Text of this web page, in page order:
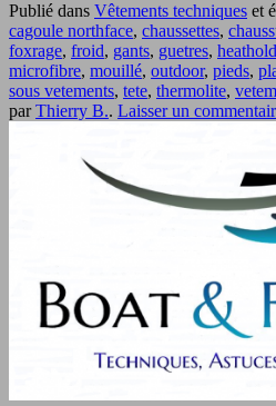
Publié dans Vêtements techniques et
cagoule northface, chaussettes,
foxrage, froid, gants, guetres,
microfibre, mouillé, outdoor, pieds,
sous vetements, tete, thermolite,
parThierry B.. Laisser un